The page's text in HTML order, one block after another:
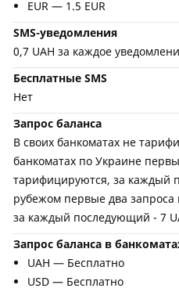
EUR — 1.5 EUR
SMS-уведомления
0,7 UAH за каждое
Бесплатные SMS
Нет
Запрос баланса
В своих банкоматах не
банкоматах по Украине
тарифицируются, за каждый
рубежом первые два
за каждый последующий - 7
Запрос баланса в
UAH — Бесплатно
USD — Бесплатно